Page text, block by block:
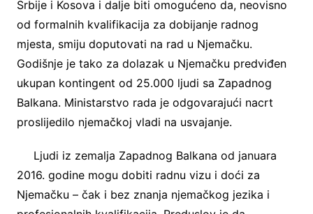
Srbije i Kosova i dalje biti omogućeno da, neovisno
od formalnih kvalifikacija za dobijanje radnog
mjesta, smiju doputovati na rad u Njemačku.
Godišnje je tako za dolazak u Njemačku predviđen
ukupan kontingent od 25.000 ljudi sa Zapadnog
Balkana. Ministarstvo rada je odgovarajući nacrt
proslijedilo njemačkoj vladi na usvajanje.
Ljudi iz zemalja Zapadnog Balkana od januara
2016. godine mogu dobiti radnu vizu i doći za
Njemačku – čak i bez znanja njemačkog jezika i